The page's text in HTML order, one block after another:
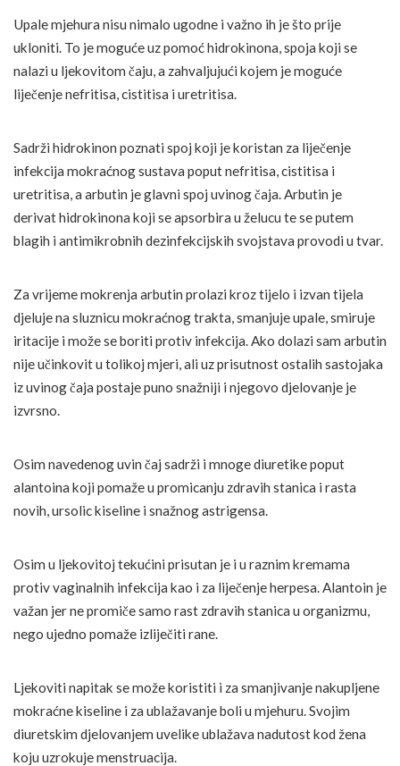
Upale mjehura nisu nimalo ugodne i važno ih je što prije
ukloniti. To je moguće uz pomoć hidrokinona, spoja koji se
nalazi u ljekovitom čaju, a zahvaljujući kojem je moguće
liječenje nefritisa, cistitisa i uretritisa.
Sadrži hidrokinon poznati spoj koji je koristan za liječenje
infekcija mokraćnog sustava poput nefritisa, cistitisa i
uretritisa, a arbutin je glavni spoj uvinog čaja. Arbutin je
derivat hidrokinona koji se apsorbira u želucu te se putem
blagih i antimikrobnih dezinfekcijskih svojstava provodi u tvar.
Za vrijeme mokrenja arbutin prolazi kroz tijelo i izvan tijela
djeluje na sluznicu mokraćnog trakta, smanjuje upale, smiruje
iritacije i može se boriti protiv infekcija. Ako dolazi sam arbutin
nije učinkovit u tolikoj mjeri, ali uz prisutnost ostalih sastojaka
iz uvinog čaja postaje puno snažniji i njegovo djelovanje je
izvrsno.
Osim navedenog uvin čaj sadrži i mnoge diuretike poput
alantoina koji pomaže u promicanju zdravih stanica i rasta
novih, ursolic kiseline i snažnog astrigensa.
Osim u ljekovitoj tekućini prisutan je i u raznim kremama
protiv vaginalnih infekcija kao i za liječenje herpesa. Alantoin je
važan jer ne promiče samo rast zdravih stanica u organizmu,
nego ujedno pomaže izliječiti rane.
Ljekoviti napitak se može koristiti i za smanjivanje nakupljene
mokraćne kiseline i za ublažavanje boli u mjehuru. Svojim
diuretskim djelovanjem uvelike ublažava nadutost kod žena
koju uzrokuje menstruacija.